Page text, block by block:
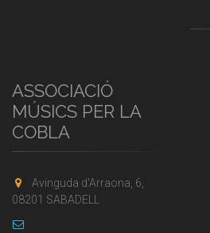
ASSOCIACIÓ
MÚSICS PER LA
COBLA
Avinguda d'Arraona, 6,
08201 SABADELL